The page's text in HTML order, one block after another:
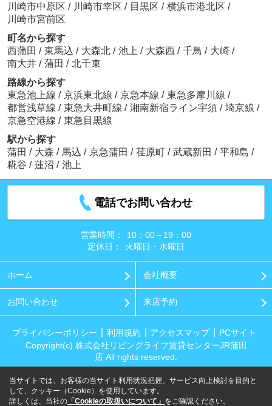
川崎市中原区 / 川崎市幸区 / 目黒区 / 横浜市港北区 /
川崎市宮前区
町名から探す
西蒲田 / 東馬込 / 大森北 / 池上 / 大森西 / 千鳥 / 大崎 /
南大井 / 蒲田 / 北千束
路線から探す
東急池上線 / 京浜東北線 / 京急本線 / 東急多摩川線 /
都営浅草線 / 東急大井町線 / 湘南新宿ライン宇須 / 埼京線 /
京急空港線 / 東急目黒線
駅から探す
蒲田 / 大森 / 馬込 / 京急蒲田 / 荏原町 / 武蔵新田 / 平和島 /
糀谷 / 蓮沼 / 池上
電話でお問い合わせ
営業時間：
10：00～19：00
定休日：
火曜日・水曜日
ホーム 会社概要
お問い合わせ 来店予約
プライバシーポリシー 利用規約 アクセスマップ
PCサイト
Copyright(c) 株式会社リビングライフ賃貸センターJR蒲田
店 All rights reserved.
当サイトでは、お客様の当サイト利用状況把握、サービス向上検討を目的と
して、クッキー（Cookie）を使用しています。
詳しくは、当社の 「Cookieの取扱いについて」 をご確認ください。